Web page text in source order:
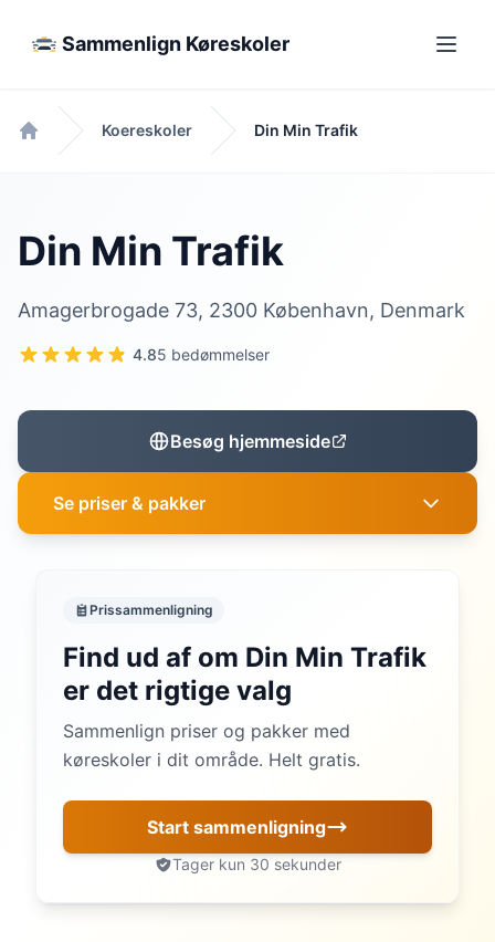
Sammenlign Køreskoler
Forside
Koereskoler Din Min Trafik
Din Min Trafik
Amagerbrogade 73, 2300 København, Denmark
4.85 bedømmelser
Besøg hjemmeside
Se priser & pakker
Prissammenligning
Find ud af om Din Min Trafik
er det rigtige valg
Sammenlign priser og pakker med
køreskoler i dit område. Helt gratis.
Start sammenligning
Tager kun 30 sekunder